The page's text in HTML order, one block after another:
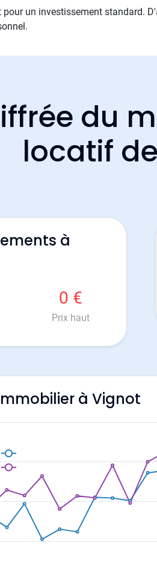
un investissement standard.
du
locatif
à
0 €
Prix haut
à Vignot